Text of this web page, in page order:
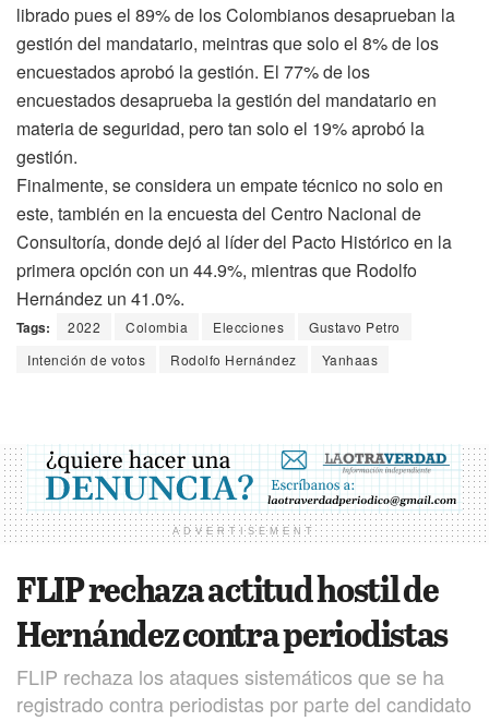
librado pues el 89% de los Colombianos desaprueban la
gestión del mandatario, meintras que solo el 8% de los
encuestados aprobó la gestión. El 77% de los
encuestados desaprueba la gestión del mandatario en
materia de seguridad, pero tan solo el 19% aprobó la
gestión.
Finalmente, se considera un empate técnico no solo en
este, también en la encuesta del Centro Nacional de
Consultoría, donde dejó al líder del Pacto Histórico en la
primera opción con un 44.9%, mientras que Rodolfo
Hernández un 41.0%.
Tags: 2022 Colombia Elecciones
Gustavo Petro
Intención de votos
Rodolfo Hernández Yanhaas
ADVERTISEMENT
FLIP rechaza actitud hostil de
Hernández contra periodistas
FLIP rechaza los ataques sistemáticos que se ha
registrado contra periodistas por parte del candidato